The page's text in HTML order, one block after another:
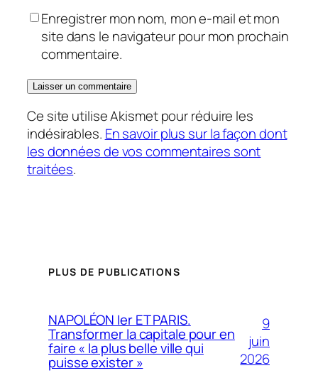
Enregistrer mon nom, mon e-mail et mon
site dans le navigateur pour mon prochain
commentaire.
Ce site utilise Akismet pour réduire les
indésirables. En savoir plus sur la façon dont
les données de vos commentaires sont
traitées.
PLUS DE PUBLICATIONS
NAPOLÉON Ier ET PARIS.
Transformer la capitale pour en
faire « la plus belle ville qui
puisse exister »
9
juin
2026